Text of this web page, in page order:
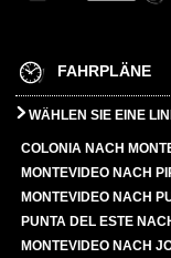
FAHRPLÄNE
WÄHLEN SIE EINE
COLONIA NACH
MONTEVIDEO NACH
MONTEVIDEO NACH
PUNTA DEL ESTE
MONTEVIDEO NACH